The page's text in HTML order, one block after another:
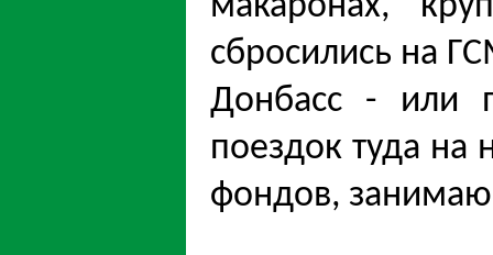
сбросились на
Донбасс - или
поездок туда на
фондов,